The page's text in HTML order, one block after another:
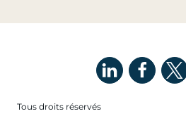
Tous droits réservés